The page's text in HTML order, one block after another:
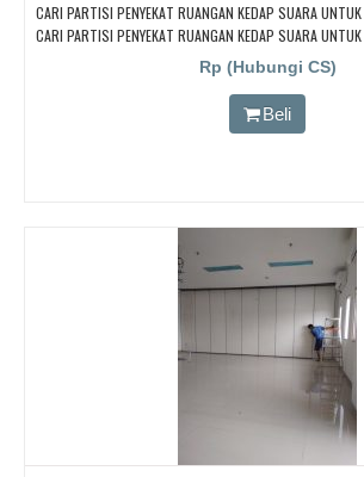
CARI PARTISI PENYEKAT RUANGAN KEDAP SUARA
CARI PARTISI PENYEKAT RUANGAN KEDAP SUARA
CARI PARTISI PENYEKAT RUANGAN KEDAP SUARA UNTUK
CARI PARTISI PENYEKAT RUANGAN KEDAP SUARA UNTUK
CARI PARTISI PENYEKAT RUANGAN KEDAP SUARA
Rp (Hubungi CS)
Beli